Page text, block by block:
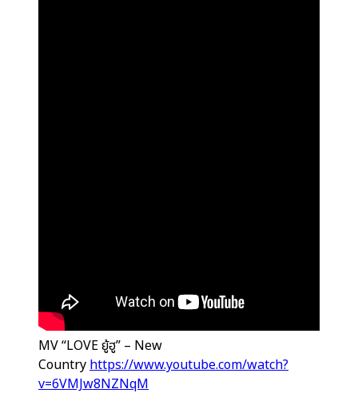
MV “LOVE ยู้ฮู” – New
Countryhttps://www.youtube.com/watch?
v=6VMJw8NZNqM